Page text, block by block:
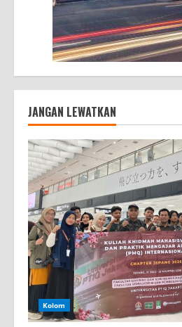
JANGAN LEWATKAN
Kolom